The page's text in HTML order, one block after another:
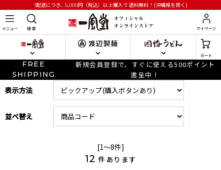
1配送につき、5,000円 （税込）以上購入で送料無料！(沖縄県を除く)
メニュー 検 索 マイページ
カート
FREE
SHIPPING
新規会員登録で、すぐに使える500ポイント
進呈中！
表示方法
並べ替え
[1～8件]
12 件あります